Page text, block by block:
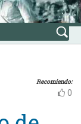
Recomiendo:
0